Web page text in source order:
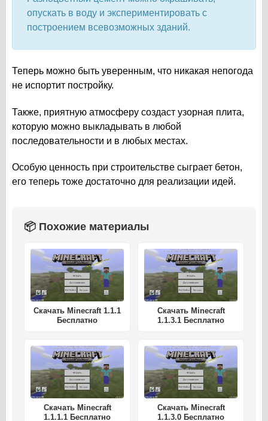
опускать в воду и экспериментировать с
построением всевозможных зданий.
Теперь можно быть уверенным, что никакая непогода
не испортит постройку.
Также, приятную атмосферу создаст узорная плита,
которую можно выкладывать в любой
последовательности и в любых местах.
Особую ценность при строительстве сыграет бетон,
его теперь тоже достаточно для реализации идей.
📦 Похожие материалы
Скачать Minecraft 1.1.1
Бесплатно
Скачать Minecraft
1.1.3.1 Бесплатно
Скачать Minecraft
1.1.1.1 Бесплатно
Скачать Minecraft
1.1.3.0 Бесплатно